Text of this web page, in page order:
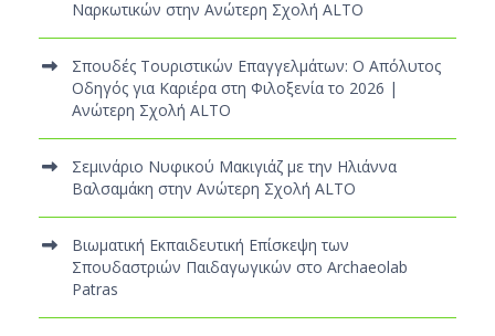
Ναρκωτικών στην Ανώτερη Σχολή ALTO
Σπουδές Τουριστικών Επαγγελμάτων: Ο Απόλυτος
Οδηγός για Καριέρα στη Φιλοξενία το 2026 |
Ανώτερη Σχολή ALTO
Σεμινάριο Νυφικού Μακιγιάζ με την Ηλιάννα
Βαλσαμάκη στην Ανώτερη Σχολή ALTO
Βιωματική Εκπαιδευτική Επίσκεψη των
Σπουδαστριών Παιδαγωγικών στο Archaeolab
Patras